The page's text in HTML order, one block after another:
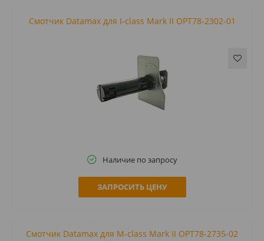
Смотчик Datamax для I-class Mark II OPT78-2302-01
Наличие по запросу
ЗАПРОСИТЬ ЦЕНУ
Смотчик Datamax для M-class Mark II OPT78-2735-02